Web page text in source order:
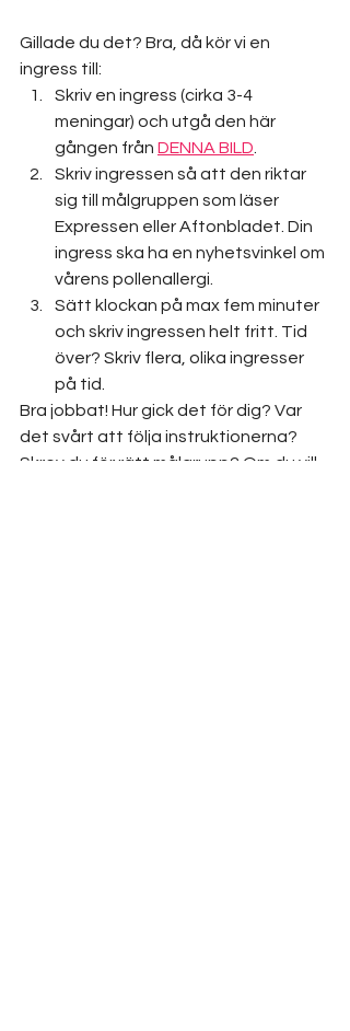
Gillade du det? Bra, då kör vi en
ingress till:
Skriv en ingress (cirka 3-4
meningar) och utgå den här
gången från DENNA BILD
Skriv ingressen så att den riktar
sig till målgruppen som läser
Expressen eller Aftonbladet. Din
ingress ska ha en nyhetsvinkel om
vårens pollenallergi.
Sätt klockan på max fem minuter
och skriv ingressen helt fritt. Tid
över? Skriv flera, olika ingresser
på tid.
Bra jobbat! Hur gick det för dig? Var
det svårt att följa instruktionerna?
Skrev du för rätt målgrupp? Om du vill,